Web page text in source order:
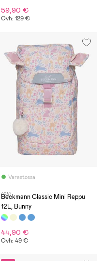
59,90 €
Ovh: 129 €
Varastossa
(24)
Beckmann Classic Mini Reppu
12L, Bunny
44,90 €
Ovh: 49 €